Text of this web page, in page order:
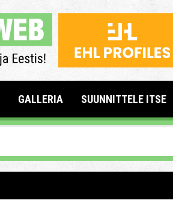
GALLERIA SUUNNITTELE ITSE